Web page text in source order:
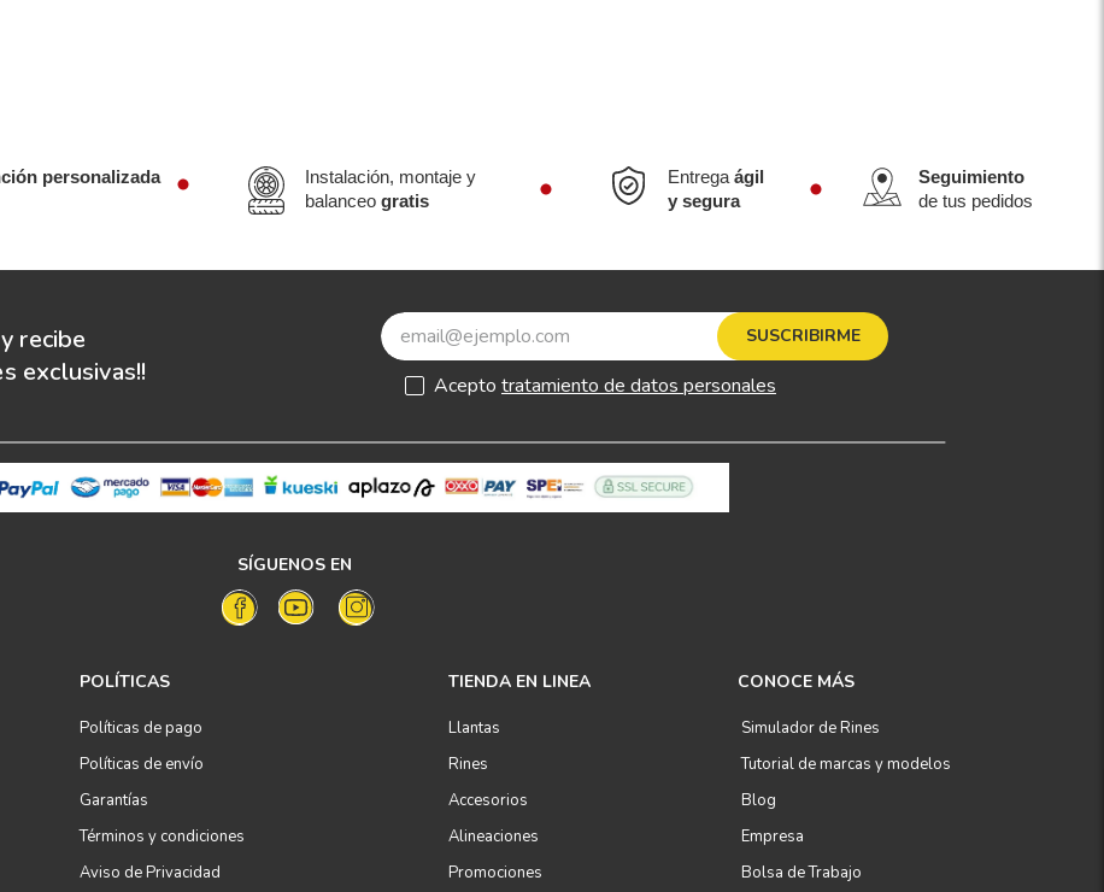
personalizada
Instalación, montaje y
balanceogratis
Entregaágil
y segura
Seguimiento
de tus pedidos
recibe
exclusivas!!
SUSCRIBIRME
Acepto tratamiento de datos personales
SÍGUENOS EN
POLÍTICAS
Políticas de pago
Políticas de envío
Garantías
Términos y condiciones
Aviso de Privacidad
TIENDA EN LINEA
Llantas
Rines
Accesorios
Alineaciones
Promociones
CONOCE MÁS
Simulador de Rines
Tutorial de marcas y modelos
Blog
Empresa
Bolsa de Trabajo